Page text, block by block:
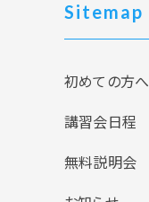
Sitemap
初めての方へ
講習会日程
無料説明会